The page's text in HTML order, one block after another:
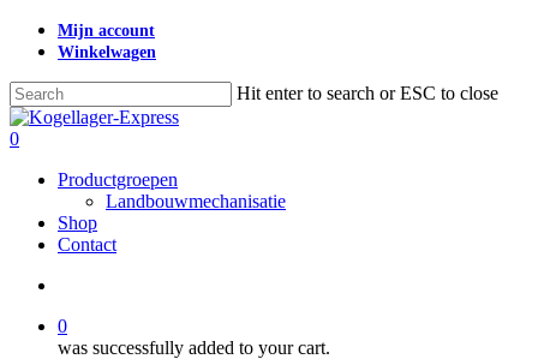
Skip
content
Mijn account
Winkelwagen
Hit enter to search or ESC to close
Close
Search
search
0
Productgroepen
Landbouwmechanisatie
Shop
Contact
0
was successfully added to your cart.